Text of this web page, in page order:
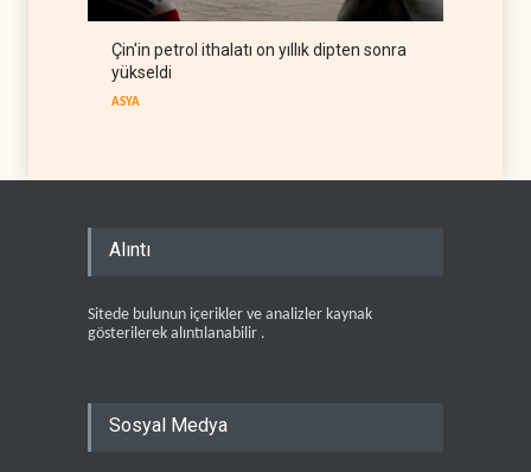
Çin'in petrol ithalatı on yıllık dipten sonra
yükseldi
ASYA
Alıntı
Sitede bulunun içerikler ve analizler kaynak
gösterilerek alıntılanabilir .
Sosyal Medya